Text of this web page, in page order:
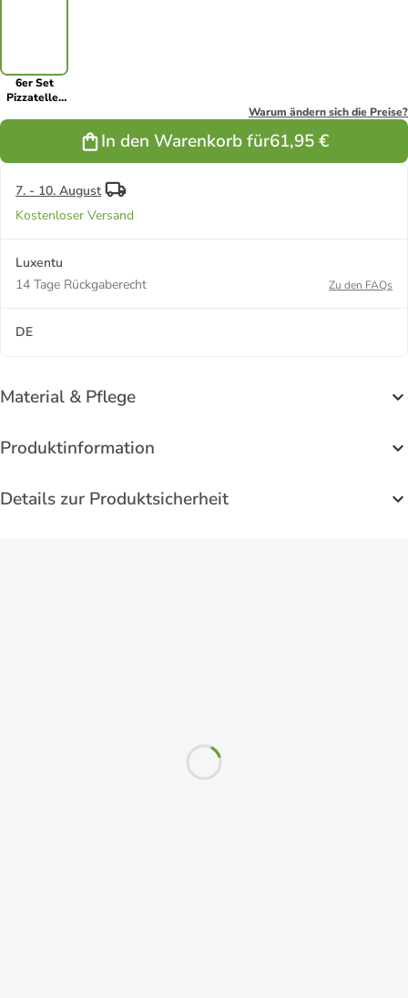
6er Set
Pizzateller
Warum ändern sich die Preise?
In den Warenkorb für61,95 €
7. - 10. August
Kostenloser Versand
Luxentu
14 Tage Rückgaberecht
Zu den FAQs
DE
Material & Pflege
Produktinformation
Details zur Produktsicherheit